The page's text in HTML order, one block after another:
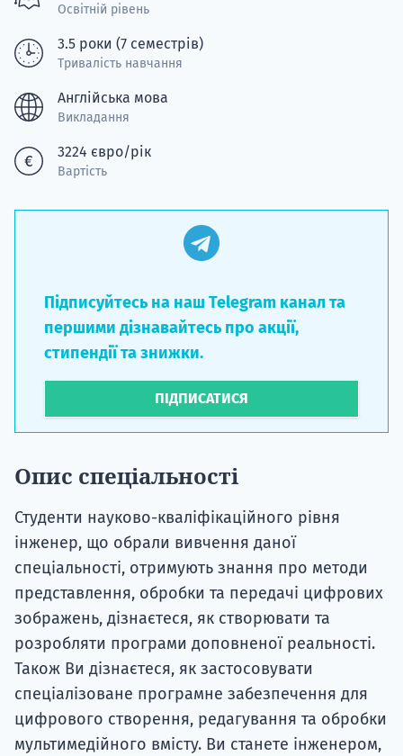
Освітній рівень
3.5 роки (7 семестрів)
Тривалість навчання
Англійська мова
Викладання
3224 євро/рік
Вартість
Підписуйтесь на наш Telegram канал та
першими дізнавайтесь про акції,
стипендії та знижки.
ПІДПИСАТИСЯ
Опис спеціальності
Студенти науково-кваліфікаційного рівня
інженер, що обрали вивчення даної
спеціальності, отримують знання про методи
представлення, обробки та передачі цифрових
зображень, дізнаєтеся, як створювати та
розробляти програми доповненої реальності.
Також Ви дізнаєтеся, як застосовувати
спеціалізоване програмне забезпечення для
цифрового створення, редагування та обробки
мультимедійного вмісту. Ви станете інженером,